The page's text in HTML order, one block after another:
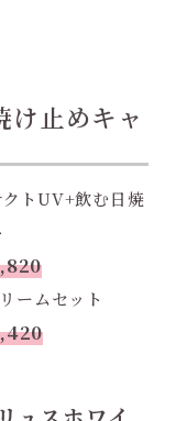
け止めキャ
トUV+飲む日焼
ームセット